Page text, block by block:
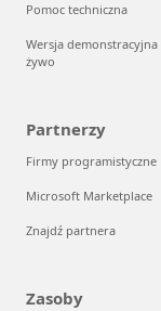
Pomoc techniczna
Wersja
żywo
Partnerzy
Firmy programistyczne
Microsoft Marketplace
Znajdź partnera
Zasoby